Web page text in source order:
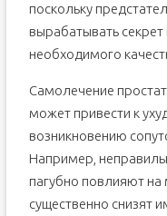
поскольку
вырабатывать
необходимого
Самолечение
может привести к
возникновению
Например,
пагубно повлияют
существенно снизят